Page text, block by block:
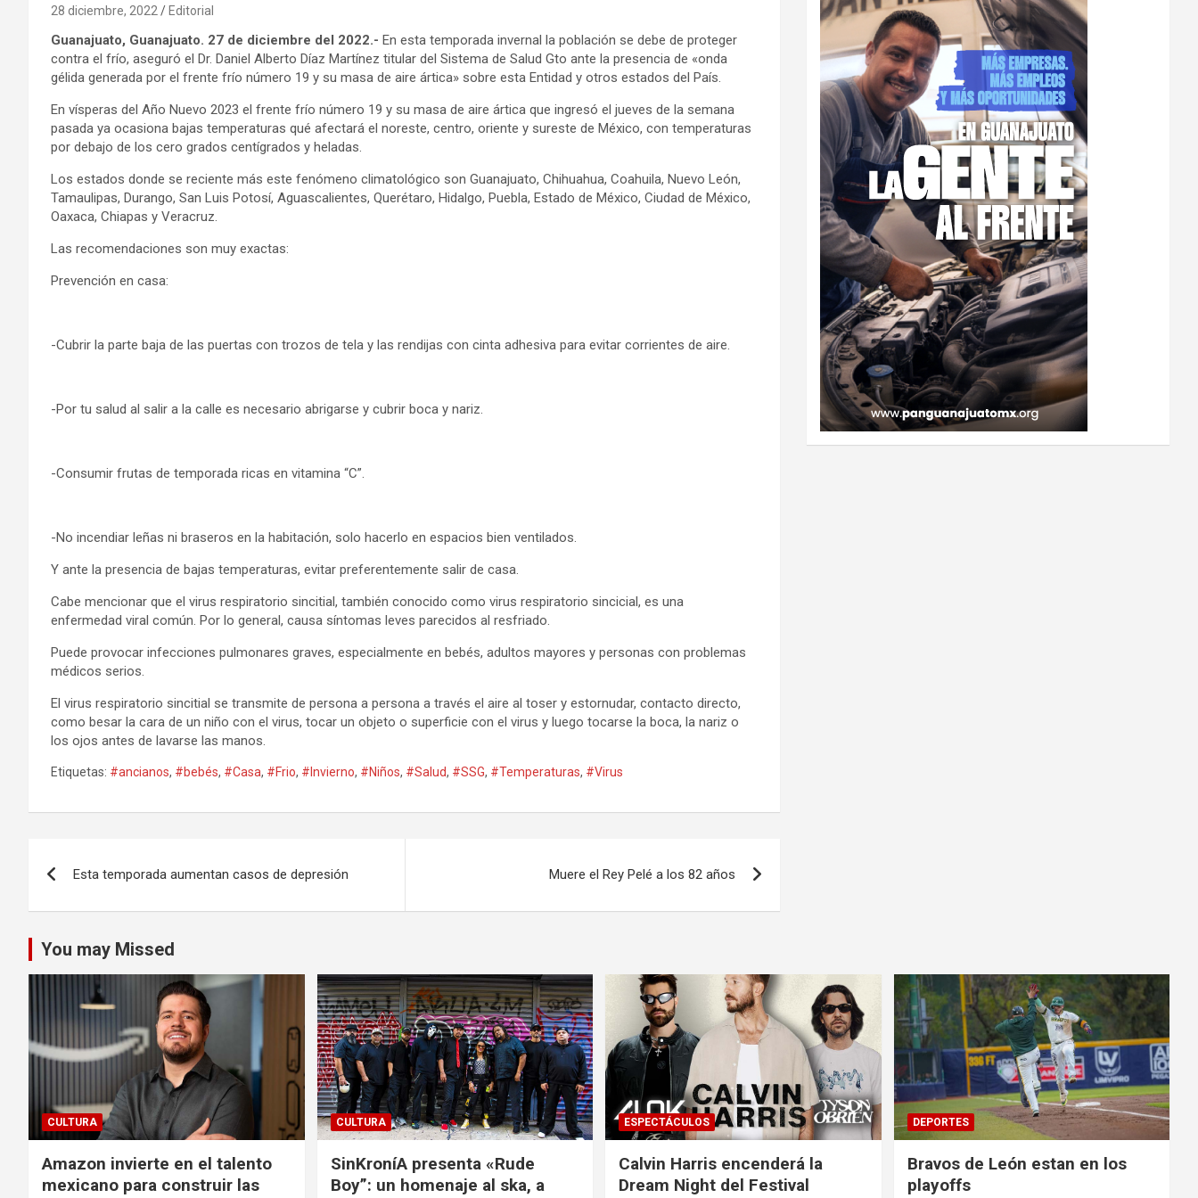
28 diciembre, 2022 Editorial
Guanajuato, Guanajuato. 27 de diciembre del 2022.- En esta temporada invernal la población se debe de proteger
contra el frío, aseguró el Dr. Daniel Alberto Díaz Martínez titular del Sistema de Salud Gto ante la presencia de «onda
gélida generada por el frente frío número 19 y su masa de aire ártica» sobre esta Entidad y otros estados del País.
En vísperas del Año Nuevo 2023 el frente frío número 19 y su masa de aire ártica que ingresó el jueves de la semana
pasada ya ocasiona bajas temperaturas qué afectará el noreste, centro, oriente y sureste de México, con temperaturas
por debajo de los cero grados centígrados y heladas.
Los estados donde se reciente más este fenómeno climatológico son Guanajuato, Chihuahua, Coahuila, Nuevo León,
Tamaulipas, Durango, San Luis Potosí, Aguascalientes, Querétaro, Hidalgo, Puebla, Estado de México, Ciudad de México,
Oaxaca, Chiapas y Veracruz.
Las recomendaciones son muy exactas:
Prevención en casa:
-Cubrir la parte baja de las puertas con trozos de tela y las rendijas con cinta adhesiva para evitar corrientes de aire.
-Por tu salud al salir a la calle es necesario abrigarse y cubrir boca y nariz.
-Consumir frutas de temporada ricas en vitamina “C”.
-No incendiar leñas ni braseros en la habitación, solo hacerlo en espacios bien ventilados.
Y ante la presencia de bajas temperaturas, evitar preferentemente salir de casa.
Cabe mencionar que el virus respiratorio sincitial, también conocido como virus respiratorio sincicial, es una
enfermedad viral común. Por lo general, causa síntomas leves parecidos al resfriado.
Puede provocar infecciones pulmonares graves, especialmente en bebés, adultos mayores y personas con problemas
médicos serios.
El virus respiratorio sincitial se transmite de persona a persona a través el aire al toser y estornudar, contacto directo,
como besar la cara de un niño con el virus, tocar un objeto o superficie con el virus y luego tocarse la boca, la nariz o
los ojos antes de lavarse las manos.
Etiquetas: #ancianos, #bebés, #Casa, #Frio, #Invierno, #Niños, #Salud, #SSG, #Temperaturas, #Virus
de
entradas
Esta temporada aumentan casos de depresión Muere el Rey Pelé a los 82 años
You may Missed
CULTURA
Amazon invierte en el talento
mexicano para construir las
CULTURA
SinKroníA presenta «Rude
Boy”: un homenaje al ska, a
ESPECTÁCULOS
Calvin Harris encenderá la
Dream Night del Festival
DEPORTES
Bravos de León estan en los
playoffs